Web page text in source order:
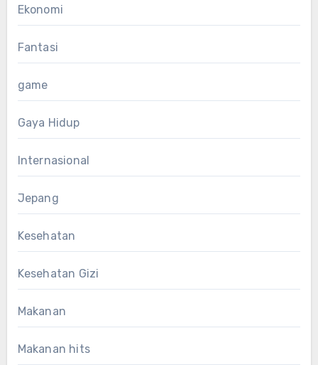
Ekonomi
Fantasi
game
Gaya Hidup
Internasional
Jepang
Kesehatan
Kesehatan Gizi
Makanan
Makanan hits